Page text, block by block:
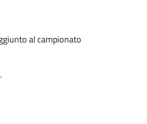
al campionato